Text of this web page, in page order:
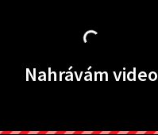
Nahrávám video